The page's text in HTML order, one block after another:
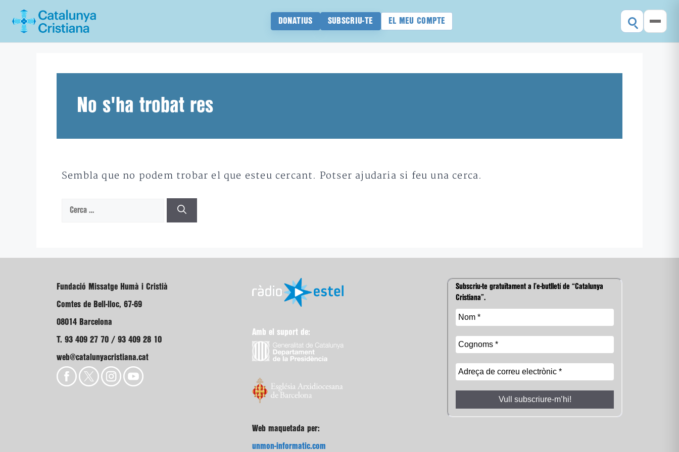
DONATIUS SUBSCRIU-TE EL MEU COMPTE
No s'ha trobat res
Sembla que no podem trobar el que esteu cercant. Potser ajudaria si feu una cerca.
Cerca:
Fundació Missatge Humà i Cristià
Comtes de Bell-lloc, 67-69
08014 Barcelona
T. 93 409 27 70 / 93 409 28 10
web@catalunyacristiana.cat
Amb el suport de:
Web maquetada per:
unmon-informatic.com
Subscriu-te gratuïtament a l’e-butlletí de “Catalunya
Cristiana”.